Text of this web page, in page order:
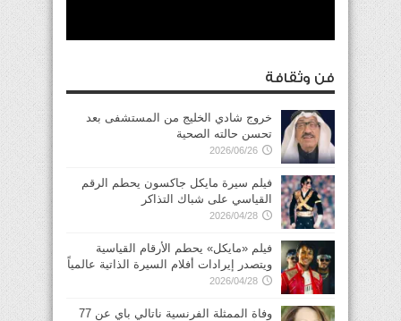
فن وثقافة
خروج شادي الخليج من المستشفى بعد
تحسن حالته الصحية
2026/06/26
فيلم سيرة مايكل جاكسون يحطم الرقم
القياسي على شباك التذاكر
2026/04/28
فيلم «مايكل» يحطم الأرقام القياسية
ويتصدر إيرادات أفلام السيرة الذاتية عالمياً
2026/04/28
وفاة الممثلة الفرنسية ناتالي باي عن 77